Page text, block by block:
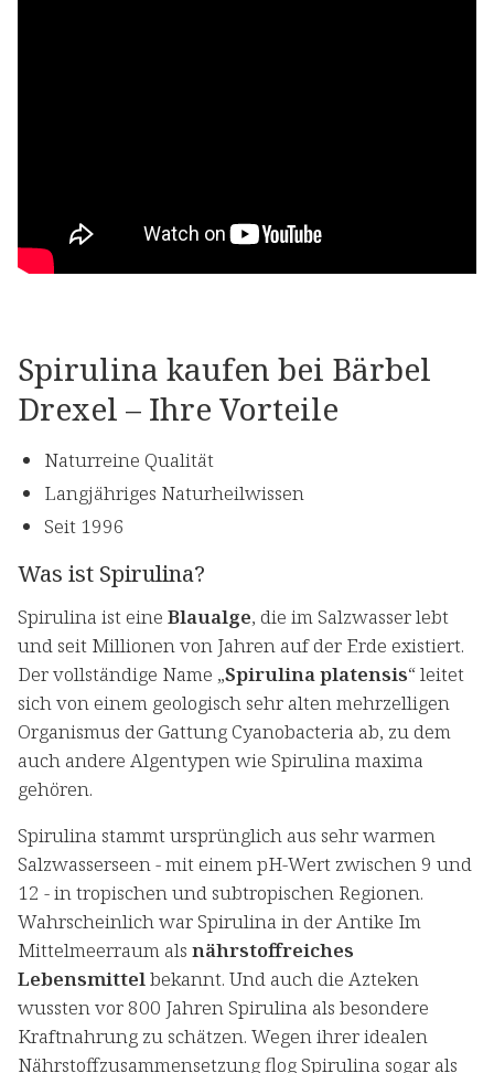
Spirulina kaufen bei Bärbel
Drexel – Ihre Vorteile
Naturreine Qualität
Langjähriges Naturheilwissen
Seit 1996
Was ist Spirulina?
Spirulina ist eine Blaualge, die im Salzwasser lebt
und seit Millionen von Jahren auf der Erde existiert.
Der vollständige Name „Spirulina platensis“ leitet
sich von einem geologisch sehr alten mehrzelligen
Organismus der Gattung Cyanobacteria ab, zu dem
auch andere Algentypen wie Spirulina maxima
gehören.
Spirulina stammt ursprünglich aus sehr warmen
Salzwasserseen - mit einem pH-Wert zwischen 9 und
12 - in tropischen und subtropischen Regionen.
Wahrscheinlich war Spirulina in der Antike Im
Mittelmeerraum als nährstoffreiches
Lebensmittelbekannt. Und auch die Azteken
wussten vor 800 Jahren Spirulina als besondere
Kraftnahrung zu schätzen. Wegen ihrer idealen
Nährstoffzusammensetzung flog Spirulina sogar als